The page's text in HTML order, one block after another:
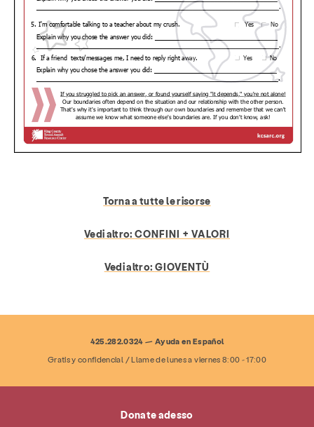
Servizi Prevenzione & Educazione
Notizie e blog Contatto
Torna a tutte le risorse
Vedi altro:CONFINI + VALORI
Vedi altro: GIOVENTÙ
425.282.0324 — Ayuda en Español
Gratis y confidencial / Llame de lunes a viernes 8:00 - 17:00
Donate adesso